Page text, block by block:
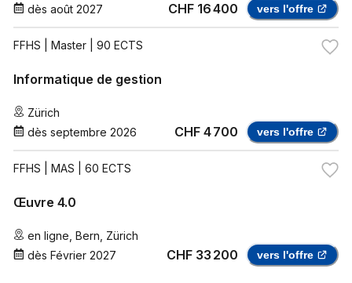
dès août 2027 CHF 16 400 vers l'offre
FFHS | Master | 90 ECTS
Informatique de gestion
Zürich
dès septembre 2026 CHF 4 700 vers l'offre
FFHS | MAS | 60 ECTS
Œuvre 4.0
en ligne Bern Zürich
dès Février 2027 CHF 33 200 vers l'offre